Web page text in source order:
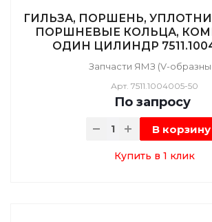
ГИЛЬЗА, ПОРШЕНЬ,
ПОРШНЕВЫЕ КОЛЬЦА,
ОДИН ЦИЛИНДР
Запчасти ЯМЗ (V-
Арт. 7511.1004005-50
По запросу
В корзину
Купить в 1 клик